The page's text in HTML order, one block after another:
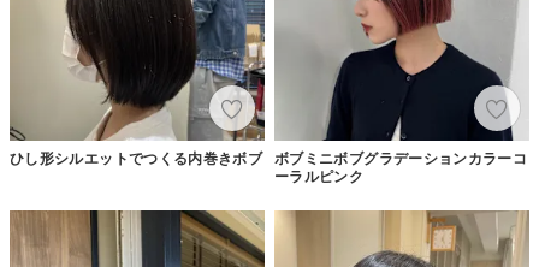
ひし形シルエットでつくる内巻きボブ
ボブミニボブグラデーションカラーコ
ーラルピンク